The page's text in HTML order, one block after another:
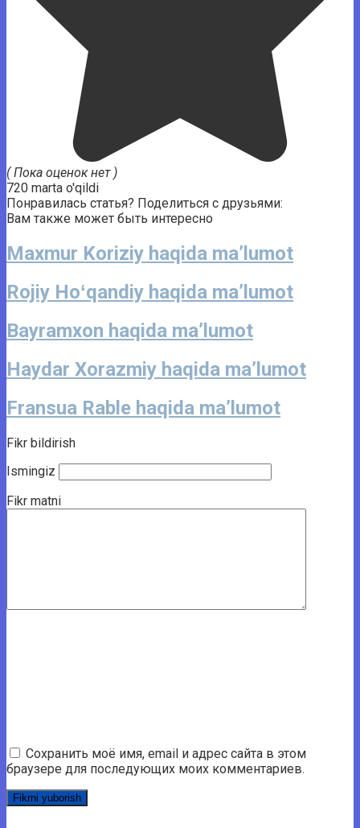
( Пока оценок нет )
720 marta o'qildi
Понравилась статья? Поделиться с друзьями:
Вам также может быть интересно
Maxmur Koriziy haqida ma’lumot
Rojiy Hoʻqandiy haqida ma’lumot
Bayramxon haqida ma’lumot
Haydar Xorazmiy haqida ma’lumot
Fransua Rable haqida ma’lumot
Fikr bildirish
Ismingiz
Fikr matni
Сохранить моё имя, email и адрес сайта в этом
браузере для последующих моих комментариев.